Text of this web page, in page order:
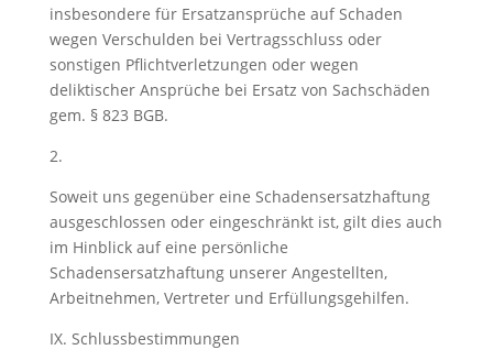
insbesondere für Ersatzansprüche auf Schaden
wegen Verschulden bei Vertragsschluss oder
sonstigen Pflichtverletzungen oder wegen
deliktischer Ansprüche bei Ersatz von Sachschäden
gem. § 823 BGB.
2.
Soweit uns gegenüber eine Schadensersatzhaftung
ausgeschlossen oder eingeschränkt ist, gilt dies auch
im Hinblick auf eine persönliche
Schadensersatzhaftung unserer Angestellten,
Arbeitnehmen, Vertreter und Erfüllungsgehilfen.
IX. Schlussbestimmungen